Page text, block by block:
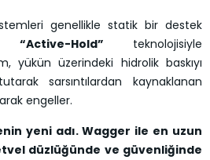
genellikle statik bir destek
“Active-Hold” teknolojisiyle
yükün üzerindeki hidrolik baskıyı
sarsıntılardan kaynaklanan
engeller.
yeni adı. Wagger ile en uzun
düzlüğünde ve güvenliğinde